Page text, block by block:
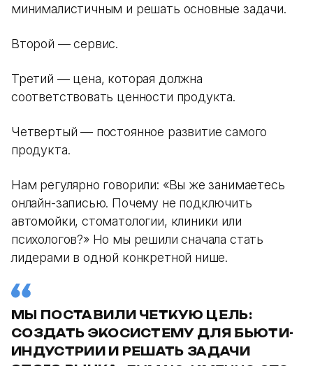
минималистичным и решать основные задачи.
Второй — сервис.
Третий — цена, которая должна
соответствовать ценности продукта.
Четвертый — постоянное развитие самого
продукта.
Нам регулярно говорили: «Вы же занимаетесь
онлайн-записью. Почему не подключить
автомойки, стоматологии, клиники или
психологов?» Но мы решили сначала стать
лидерами в одной конкретной нише.
МЫ ПОСТАВИЛИ ЧЕТКУЮ ЦЕЛЬ:
СОЗДАТЬ ЭКОСИСТЕМУ ДЛЯ БЬЮТИ-
ИНДУСТРИИ И РЕШАТЬ ЗАДАЧИ